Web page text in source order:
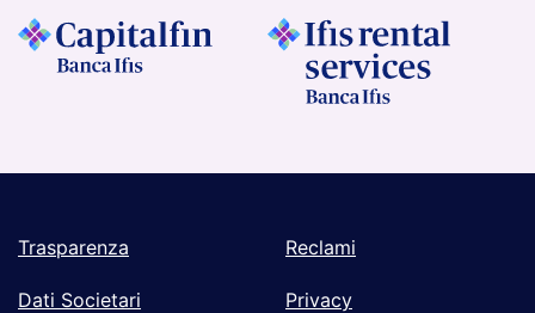
Trasparenza Reclami
Dati Societari Privacy